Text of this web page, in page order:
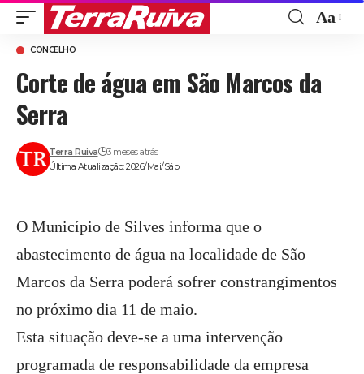
Aa
CONCELHO
Corte de água em São Marcos da
Serra
Última Atualização: 2026/Mai/Sáb
Terra Ruiva 3 meses atrás
O Município de Silves informa que o
abastecimento de água na localidade de São
Marcos da Serra poderá sofrer constrangimentos
no próximo dia 11 de maio.
Esta situação deve-se a uma intervenção
programada de responsabilidade da empresa